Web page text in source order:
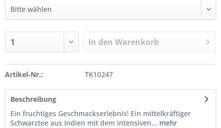
In den Warenkorb
Artikel-Nr.: TK10247
Beschreibung
Ein fruchtiges Geschmackserlebnis! Ein mittelkräftiger
Schwarztee aus Indien mit dem intensiven... mehr